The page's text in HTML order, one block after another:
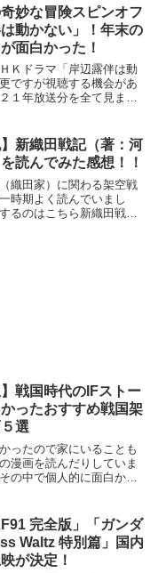
チャー）３部作最近でも
映...
妙な冒険スピンオフ
は動かない」！年末の
面白かった！
Ｋドラマ「岸辺露伴は動
ですが視聴する機会があ
１年放送分を全て見まし
好きだったのでよく覚えて
も「だが断...
】新織田戦記（著：河
読んでみた感想！！
織田家）に関わる架空戦
時期よく読んでいまし
るのはこちら新織田戦
】戦国時代のIFストー
ったおすすめ戦国架
選
ったので家にいることも
漫画を読んだりしていま
の中で個人的に面白かっ
ミカライズした作品になり
中ですが、...
F91 完全版」「ガンダ
Waltz 特別篇」国内
が決定！